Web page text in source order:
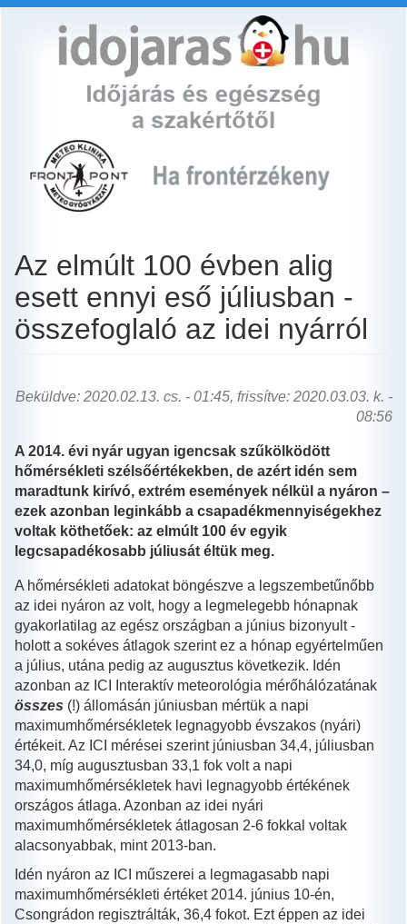
Az elmúlt 100 évben alig
esett ennyi eső júliusban -
összefoglaló az idei nyárról
Beküldve: 2020.02.13. cs. - 01:45, frissítve: 2020.03.03. k. -
08:56
A 2014. évi nyár ugyan igencsak szűkölködött
hőmérsékleti szélsőértékekben, de azért idén sem
maradtunk kirívó, extrém események nélkül a nyáron –
ezek azonban leginkább a csapadékmennyiségekhez
voltak köthetőek: az elmúlt 100 év egyik
legcsapadékosabb júliusát éltük meg.
A hőmérsékleti adatokat böngészve a legszembetűnőbb
az idei nyáron az volt, hogy a legmelegebb hónapnak
gyakorlatilag az egész országban a június bizonyult -
holott a sokéves átlagok szerint ez a hónap egyértelműen
a július, utána pedig az augusztus következik. Idén
azonban az ICI Interaktív meteorológia mérőhálózatának
összes (!) állomásán júniusban mértük a napi
maximumhőmérsékletek legnagyobb évszakos (nyári)
értékeit. Az ICI mérései szerint júniusban 34,4, júliusban
34,0, míg augusztusban 33,1 fok volt a napi
maximumhőmérsékletek havi legnagyobb értékének
országos átlaga. Azonban az idei nyári
maximumhőmérsékletek átlagosan 2-6 fokkal voltak
alacsonyabbak, mint 2013-ban.
Idén nyáron az ICI műszerei a legmagasabb napi
maximumhőmérsékleti értéket 2014. június 10-én,
Csongrádon regisztrálták, 36,4 fokot. Ezt éppen az idei